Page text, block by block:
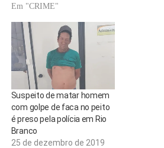
Em "CRIME"
Suspeito de matar homem
com golpe de faca no peito
é preso pela polícia em Rio
Branco
25 de dezembro de 2019